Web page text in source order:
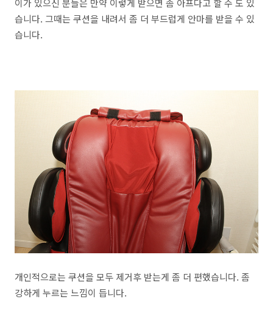
이가 있으신 분들은 만약 이렇게 받으면 좀 아프다고 할 수 도 있
습니다. 그때는 쿠션을 내려서 좀 더 부드럽게 안마를 받을 수 있
습니다.
개인적으로는 쿠션을 모두 제거후 받는게 좀 더 편했습니다. 좀
강하게 누르는 느낌이 듭니다.